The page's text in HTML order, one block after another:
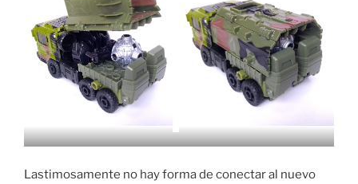
Lastimosamente no hay forma de conectar al nuevo